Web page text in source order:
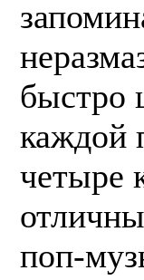
быстро
каждой
четыре
поп-